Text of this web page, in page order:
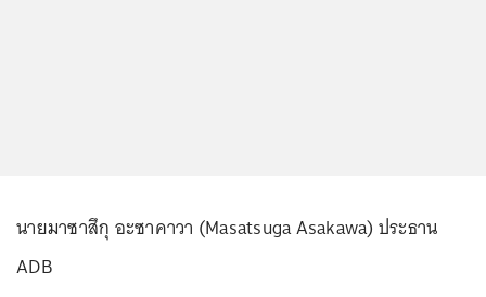
นายมาซาสึกุ อะซาคาวา (Masatsuga Asakawa) ประธาน
ADB